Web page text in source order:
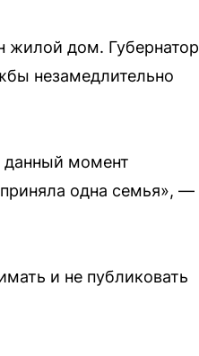
жилой дом. Губернатор
незамедлительно
данный момент
одна семья», —
и не публиковать